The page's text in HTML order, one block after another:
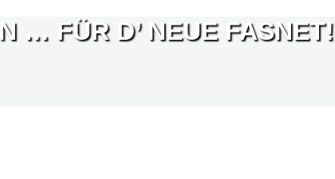
… FÜR D’ NEUE FASNET!